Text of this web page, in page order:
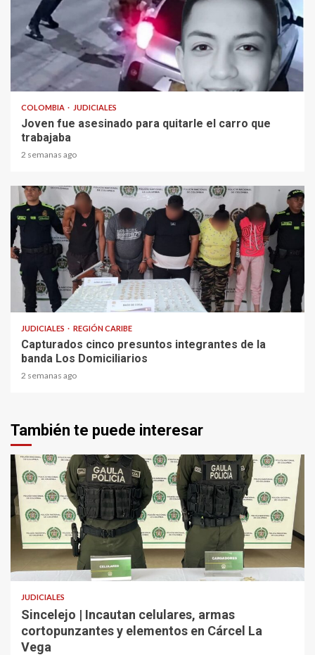
2 min read
COLOMBIA JUDICIALES
Joven fue asesinado para quitarle el carro que
trabajaba
2 semanas ago
1 min read
JUDICIALES REGIÓN CARIBE
Capturados cinco presuntos integrantes de la
banda Los Domiciliarios
2 semanas ago
También te puede interesar
2 min read
JUDICIALES
Sincelejo | Incautan celulares, armas
cortopunzantes y elementos en Cárcel La
Vega